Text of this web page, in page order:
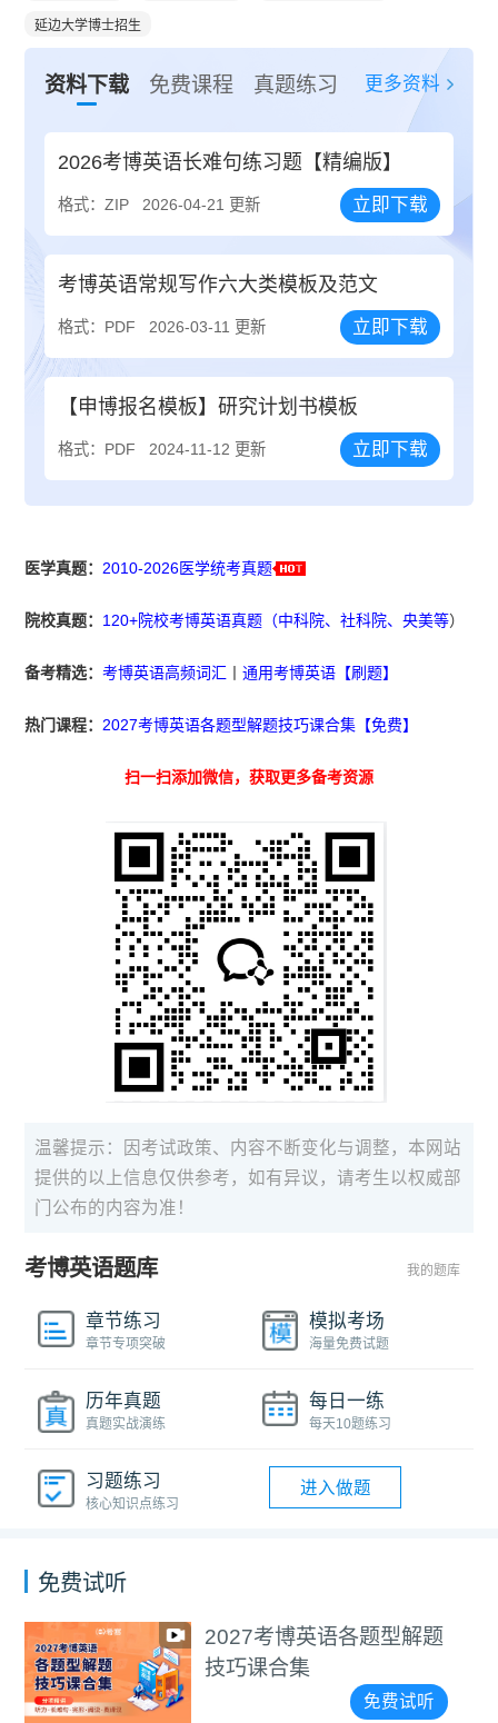
延边大学博士招生
资料下载 免费课程 真题练习 更多资料
2026考博英语长难句练习题【精编版】
格式：ZIP 2026-04-21 更新 立即下载
考博英语常规写作六大类模板及范文
格式：PDF 2026-03-11 更新 立即下载
【申博报名模板】研究计划书模板
格式：PDF 2024-11-12 更新 立即下载
医学真题：2010-2026医学统考真题
院校真题： 120+院校考博英语真题（中科院、社科院、央美等）
备考精选：考博英语高频词汇 丨通用考博英语【刷题】
热门课程： 2027考博英语各题型解题技巧课合集【免费】
扫一扫添加微信，获取更多备考资源
温馨提示：因考试政策、内容不断变化与调整，本网站
提供的以上信息仅供参考，如有异议，请考生以权威部
门公布的内容为准！
考博英语题库 我的题库
章节练习
章节专项突破
模拟考场
海量免费试题
历年真题
真题实战演练
每日一练
每天10题练习
习题练习
核心知识点练习
进入做题
免费试听
2027考博英语各题型解题
技巧课合集
免费试听